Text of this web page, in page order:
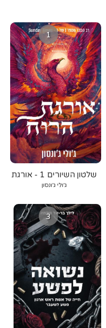
1
שלטון השיורים 1 - אורגת
הרוח
ג׳ולי ג׳ונסון
3